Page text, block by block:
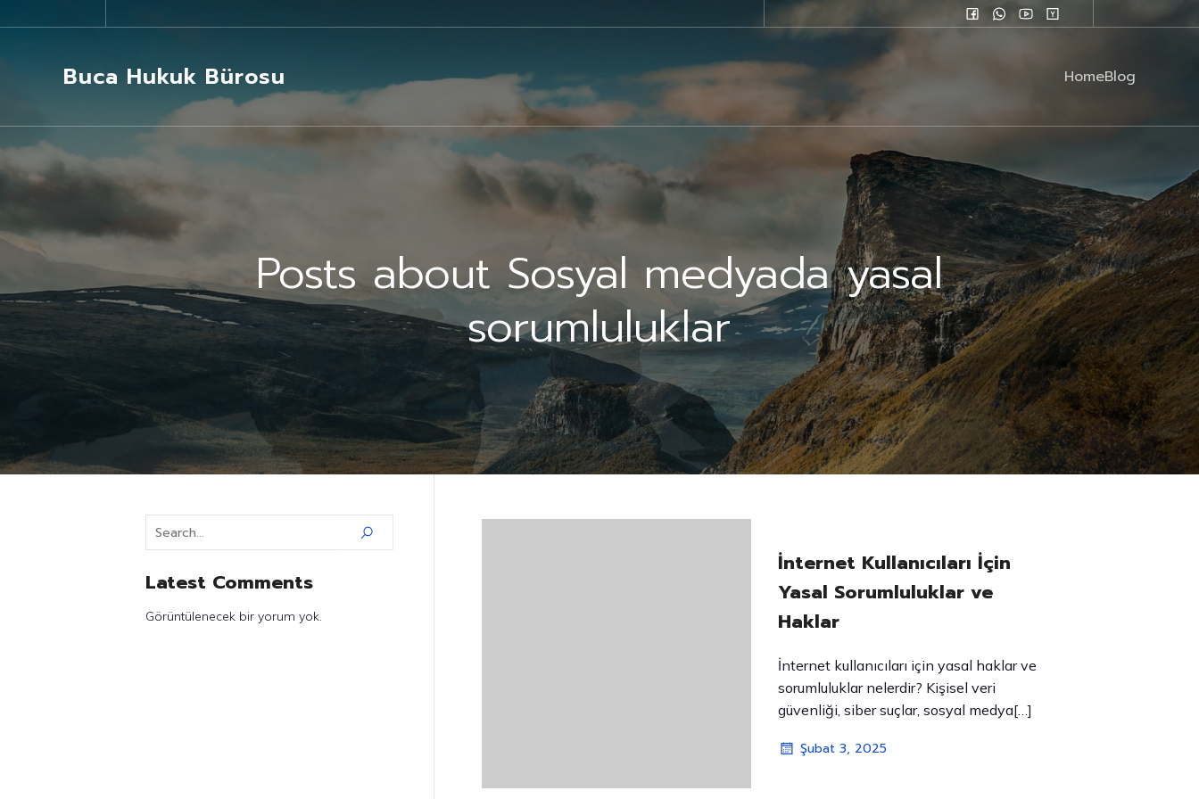
Buca Hukuk Bürosu HomeBlog
Posts about Sosyal medyada yasal
sorumluluklar
Latest Comments
Görüntülenecek bir yorum yok.
İnternet Kullanıcıları İçin
Yasal Sorumluluklar ve
Haklar
İnternet kullanıcıları için yasal haklar ve
sorumluluklar nelerdir? Kişisel veri
güvenliği, siber suçlar, sosyal medya[…]
Şubat 3, 2025